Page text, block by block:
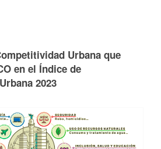
Urbana que
en el Índice de
2023